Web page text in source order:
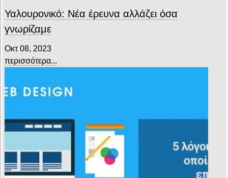
Υαλουρονικό: Νέα έρευνα αλλάζει όσα
γνωρίζαμε
Οκτ 08, 2023
περισσότερα...